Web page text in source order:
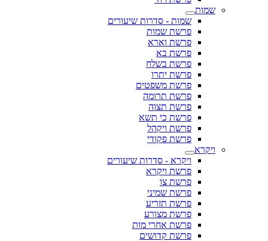
שמות
שמות - סדרות שיעורים
פרשת שמות
פרשת וארא
פרשת בא
פרשת בשלח
פרשת יתרו
פרשת משפטים
פרשת תרומה
פרשת תצוה
פרשת כי תשא
פרשת ויקהל
פרשת פקודי
ויקרא
ויקרא - סדרות שיעורים
פרשת ויקרא
פרשת צו
פרשת שמיני
פרשת תזריע
פרשת מצורע
פרשת אחרי מות
פרשת קדושים